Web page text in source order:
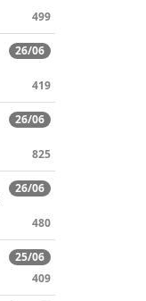
499
26/06
419
26/06
825
26/06
480
25/06
409